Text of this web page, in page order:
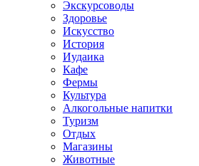
Экскурсоводы
Здоровье
Искусство
История
Иудаика
Кафе
Фермы
Культура
Алкогольные напитки
Туризм
Отдых
Магазины
Животные